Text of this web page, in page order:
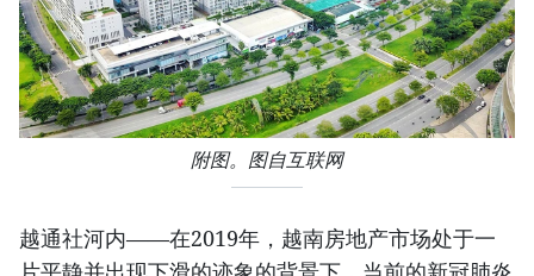
附图。图自互联网
越通社河内——在2019年，越南房地产市场处于一